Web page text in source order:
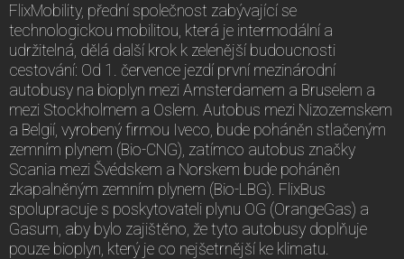
FlixMobility, přední společnost zabývající se
technologickou mobilitou, která je intermodální a
udržitelná, dělá další krok k zelenější budoucnosti
cestování: Od 1. července jezdí první mezinárodní
autobusy na bioplyn mezi Amsterdamem a Bruselem a
mezi Stockholmem a Oslem. Autobus mezi Nizozemskem
a Belgií, vyrobený firmou Iveco, bude poháněn stlačeným
zemním plynem (Bio-CNG), zatímco autobus značky
Scania mezi Švédskem a Norskem bude poháněn
zkapalněným zemním plynem (Bio-LBG). FlixBus
spolupracuje s poskytovateli plynu OG (OrangeGas) a
Gasum, aby bylo zajištěno, že tyto autobusy doplňuje
pouze bioplyn, který je co nejšetrnější ke klimatu.